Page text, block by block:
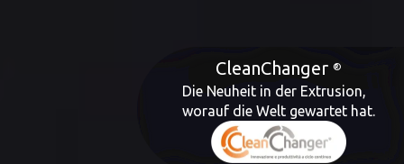
CleanChanger
Die Neuheit in der Extrusion,
worauf die Welt gewartet hat.